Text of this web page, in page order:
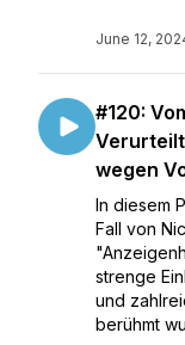
June 12,
#120:
wegen
In diesem
Fall von
strenge
und
berühmt